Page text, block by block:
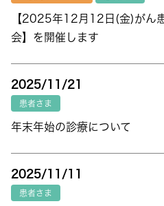
【2025年12月12日(金)がん
会】を開催します
2025/11/21
患者さま
年末年始の診療について
2025/11/11
患者さま